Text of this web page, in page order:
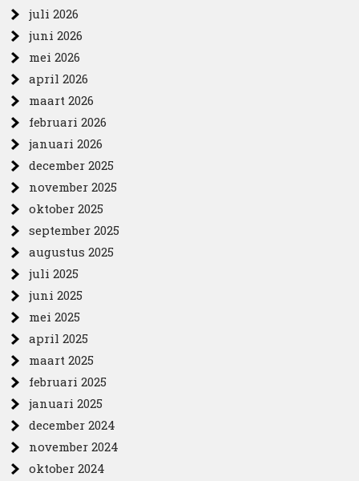
juli 2026
juni 2026
mei 2026
april 2026
maart 2026
februari 2026
januari 2026
december 2025
november 2025
oktober 2025
september 2025
augustus 2025
juli 2025
juni 2025
mei 2025
april 2025
maart 2025
februari 2025
januari 2025
december 2024
november 2024
oktober 2024